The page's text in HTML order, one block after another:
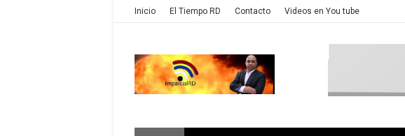
Inicio El Tiempo RD Contacto Videos en You tube